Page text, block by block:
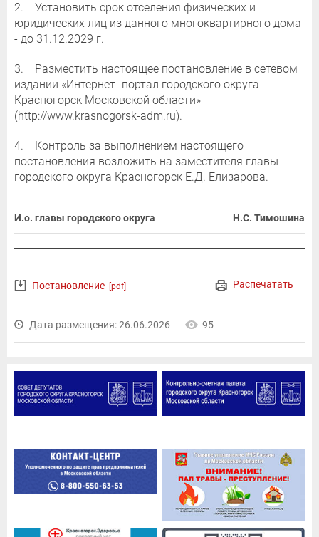
2. Установить срок отселения физических и
юридических лиц из данного многоквартирного дома
- до 31.12.2029 г.
3. Разместить настоящее постановление в сетевом
издании «Интернет- портал городского округа
Красногорск Московской области»
(http://www.krasnogorsk-adm.ru).
4. Контроль за выполнением настоящего
постановления возложить на заместителя главы
городского округа Красногорск Е.Д. Елизарова.
И.о. главы городского округа Н.С. Тимошина
Распечатать
Постановление [pdf]
Дата размещения: 26.06.2026 95